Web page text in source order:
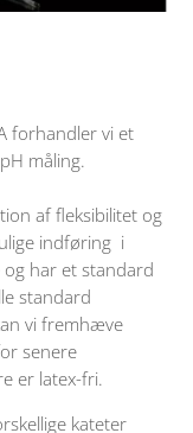
forhandler vi et
måling.
af fleksibilitet og
indføring i
har et standard
standard
vi fremhæve
senere
er latex-fri.
kateter